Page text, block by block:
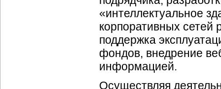
«интеллектуальное
корпоративных
поддержка
фондов, внедрение
информацией.
Осуществляя